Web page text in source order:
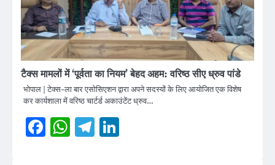
टैक्स मामलों में ‘पूर्वता का नियम’ बेहद अहम: वरिष्ठ सीए ध्रुव पांडे
भोपाल | टेक्स-ला बार एसोसिएशन द्वारा अपने सदस्यों के लिए आयोजित एक विशेष
कर कार्यशाला में वरिष्ठ चार्टर्ड अकाउंटेंट ध्रुव…
Facebook
WhatsApp
Telegram